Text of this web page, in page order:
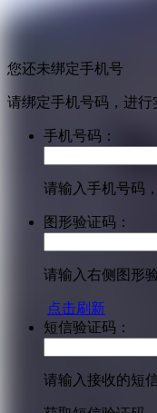
您还未绑定手机号
请绑定手机号码，进行
手机号码：
请输入手机号码
图形验证码：
请输入右侧图形
点击刷新
短信验证码：
请输入接收的短